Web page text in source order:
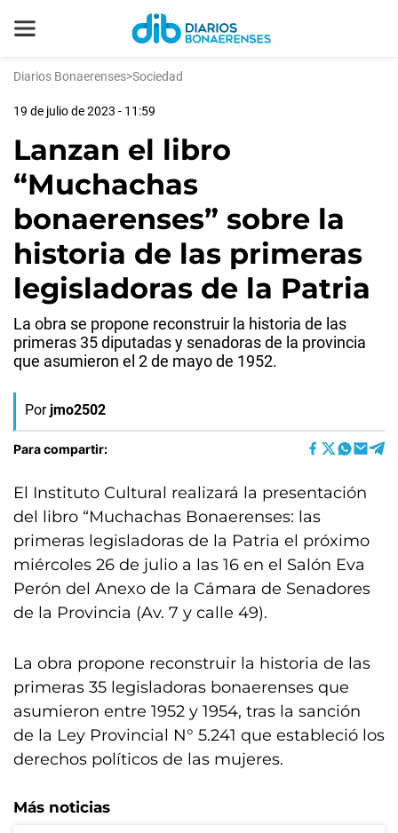
Diarios Bonaerenses>Sociedad
19 de julio de 2023 - 11:59
Lanzan el libro
“Muchachas
bonaerenses” sobre la
historia de las primeras
legisladoras de la Patria
La obra se propone reconstruir la historia de las
primeras 35 diputadas y senadoras de la provincia
que asumieron el 2 de mayo de 1952.
Por jmo2502
Para compartir:
El Instituto Cultural realizará la presentación
del libro “Muchachas Bonaerenses: las
primeras legisladoras de la Patria el próximo
miércoles 26 de julio a las 16 en el Salón Eva
Perón del Anexo de la Cámara de Senadores
de la Provincia (Av. 7 y calle 49).
La obra propone reconstruir la historia de las
primeras 35 legisladoras bonaerenses que
asumieron entre 1952 y 1954, tras la sanción
de la Ley Provincial N° 5.241 que estableció los
derechos políticos de las mujeres.
Más noticias